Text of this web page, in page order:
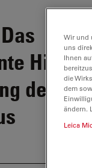
Das
des
Wir und
uns
Ihnen
die
dem
ändern.
Leica